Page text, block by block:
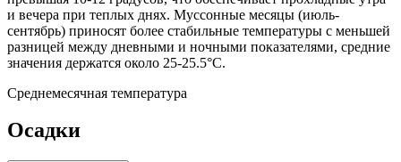
и вечера при теплых днях. Муссонные месяцы (июль-
сентябрь) приносят более стабильные температуры с меньшей
разницей между дневными и ночными показателями, средние
значения держатся около 25-25.5°C.
Среднемесячная температура
Осадки